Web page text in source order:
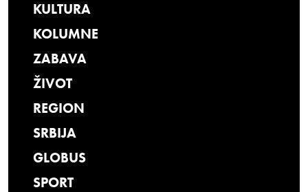
KULTURA
KOLUMNE
ZABAVA
ŽIVOT
REGION
SRBIJA
GLOBUS
SPORT